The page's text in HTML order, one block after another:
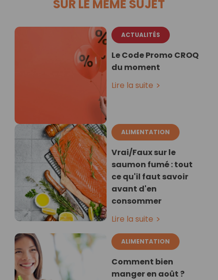
SUR LE MÊME SUJET
ACTUALITÉS
Le Code Promo CROQ
du moment
Lire la suite
ALIMENTATION
Vrai/Faux sur le
saumon fumé : tout
ce qu'il faut savoir
avant d'en
consommer
Lire la suite
ALIMENTATION
Comment bien
manger en août ?